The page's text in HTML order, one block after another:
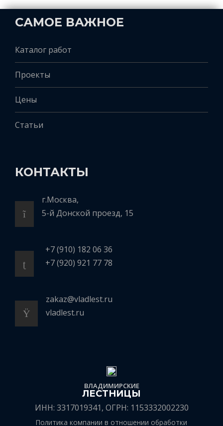
САМОЕ ВАЖНОЕ
Каталог работ
Проекты
Цены
Статьи
КОНТАКТЫ
г.Москва,
5-й Донской проезд, 15
+7 (910) 182 06 36
+7 (920) 921 77 78
zakaz@vladlest.ru
vladlest.ru
ВЛАДИМИРСКИЕ
ЛЕСТНИЦЫ
ИНН: 3317019341, ОГРН: 1153332002230
Политика компании в отношении обработки